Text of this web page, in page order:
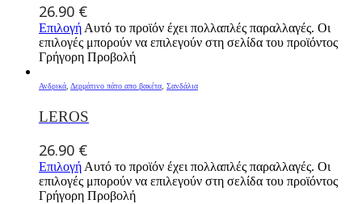
26.90 €
Επιλογή Αυτό το προϊόν έχει πολλαπλές παραλλαγές. Οι
επιλογές μπορούν να επιλεγούν στη σελίδα του προϊόντος
Γρήγορη Προβολή
Ανδρικά Δερμάτινο πάτο απο βακέτα Σανδάλια
LEROS
26.90 €
Επιλογή Αυτό το προϊόν έχει πολλαπλές παραλλαγές. Οι
επιλογές μπορούν να επιλεγούν στη σελίδα του προϊόντος
Γρήγορη Προβολή